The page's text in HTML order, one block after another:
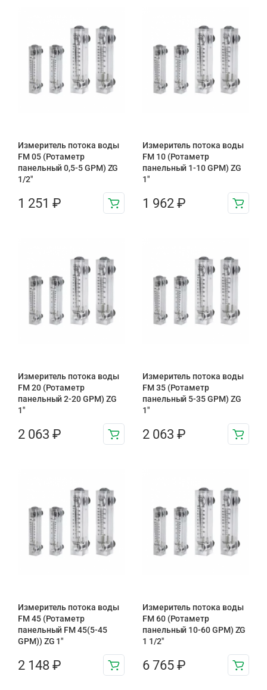
Измеритель потока воды
FM 05 (Ротаметр
панельный 0,5-5 GPM) ZG
1/2″
1 251 ₽
Измеритель потока воды
FM 10 (Ротаметр
панельный 1-10 GPM) ZG
1″
1 962 ₽
Измеритель потока воды
FM 20 (Ротаметр
панельный 2-20 GPM) ZG
1″
2 063 ₽
Измеритель потока воды
FM 35 (Ротаметр
панельный 5-35 GPM) ZG
1″
2 063 ₽
Измеритель потока воды
FM 45 (Ротаметр
панельный FM 45(5-45
GPM)) ZG 1″
2 148 ₽
Измеритель потока воды
FM 60 (Ротаметр
панельный 10-60 GPM) ZG
1 1/2″
6 765 ₽